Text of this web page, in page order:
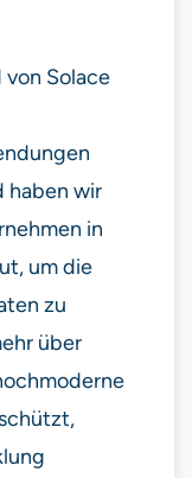
von Solace
haben wir
in
um die
zu
über